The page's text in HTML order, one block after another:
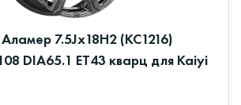
7.5Jx18H2 (КС1216)
DIA65.1 ET43 кварц для Kaiyi